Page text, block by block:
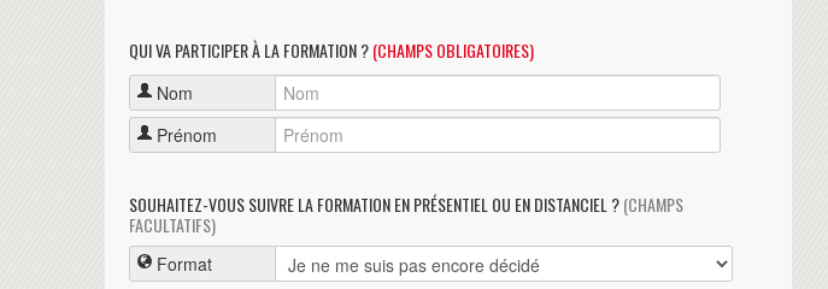
QUI VA PARTICIPER À LA FORMATION ?(CHAMPS OBLIGATOIRES)
Nom
Prénom
SOUHAITEZ-VOUS SUIVRE LA FORMATION EN PRÉSENTIEL OU EN DISTANCIEL ?(CHAMPS
FACULTATIFS)
Format